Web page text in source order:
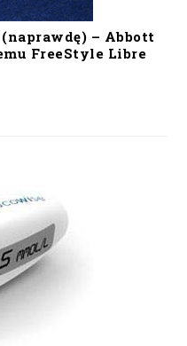
– Abbott
FreeStyle Libre